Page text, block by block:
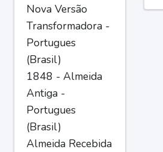
Nova Versão
Transformadora -
Portugues
(Brasil)
1848 - Almeida
Antiga -
Portugues
(Brasil)
Almeida Recebida